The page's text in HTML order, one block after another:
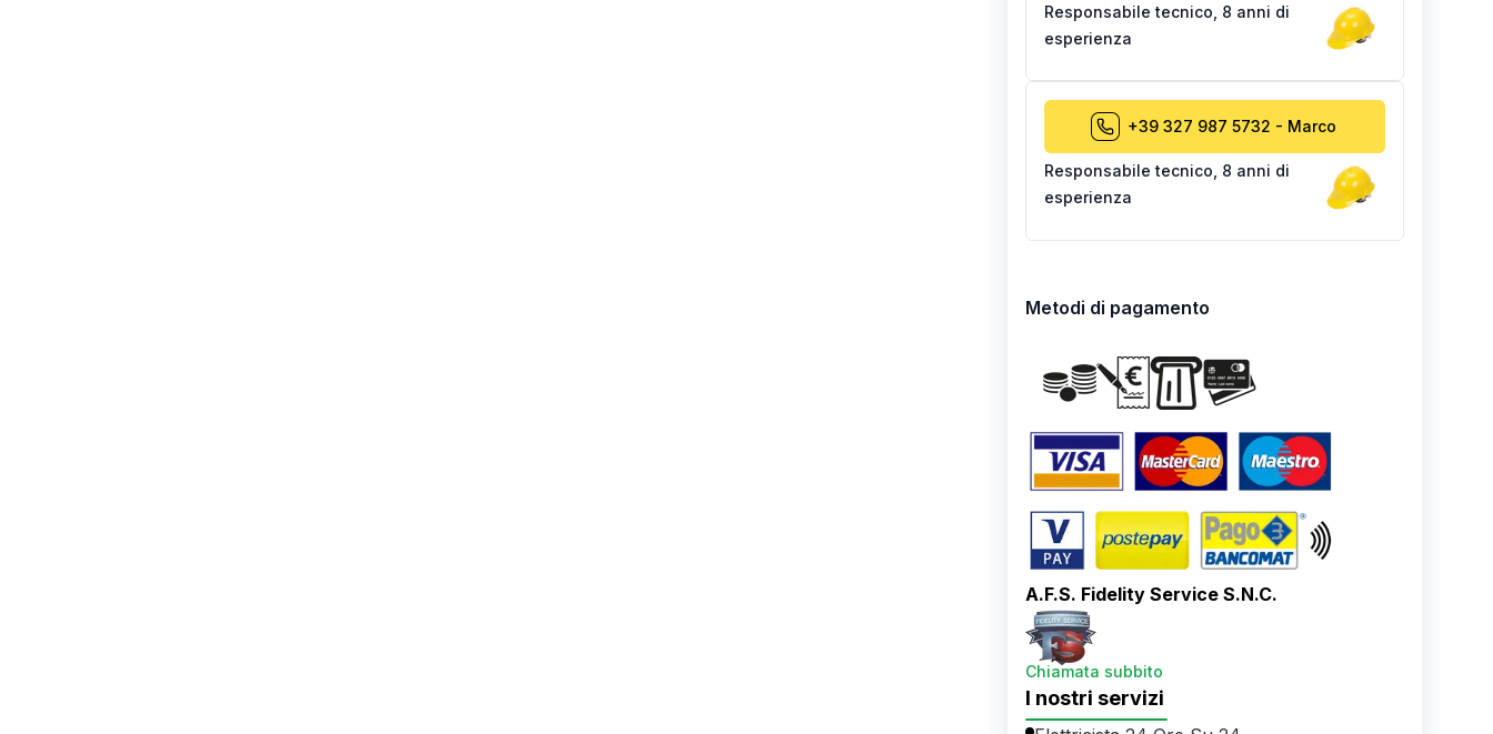
Responsabile tecnico 8 anni di
esperienza
+39 327 987 5732 - Marco
Responsabile tecnico 8 anni di
esperienza
Metodi di pagamento
A.F.S. Fidelity Service S.N.C.
Chiamata subbito
I nostri servizi